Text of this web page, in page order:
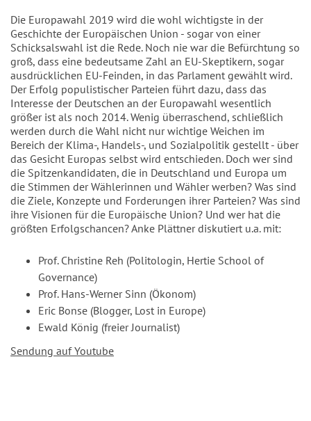
Die Europawahl 2019 wird die wohl wichtigste in der
Geschichte der Europäischen Union - sogar von einer
Schicksalswahl ist die Rede. Noch nie war die Befürchtung so
groß, dass eine bedeutsame Zahl an EU-Skeptikern, sogar
ausdrücklichen EU-Feinden, in das Parlament gewählt wird.
Der Erfolg populistischer Parteien führt dazu, dass das
Interesse der Deutschen an der Europawahl wesentlich
größer ist als noch 2014. Wenig überraschend, schließlich
werden durch die Wahl nicht nur wichtige Weichen im
Bereich der Klima-, Handels-, und Sozialpolitik gestellt - über
das Gesicht Europas selbst wird entschieden. Doch wer sind
die Spitzenkandidaten, die in Deutschland und Europa um
die Stimmen der Wählerinnen und Wähler werben? Was sind
die Ziele, Konzepte und Forderungen ihrer Parteien? Was sind
ihre Visionen für die Europäische Union? Und wer hat die
größten Erfolgschancen? Anke Plättner diskutiert u.a. mit:
Prof. Christine Reh (Politologin, Hertie School of
Governance)
Prof. Hans-Werner Sinn (Ökonom)
Eric Bonse (Blogger, Lost in Europe)
Ewald König (freier Journalist)
Sendung auf Youtube